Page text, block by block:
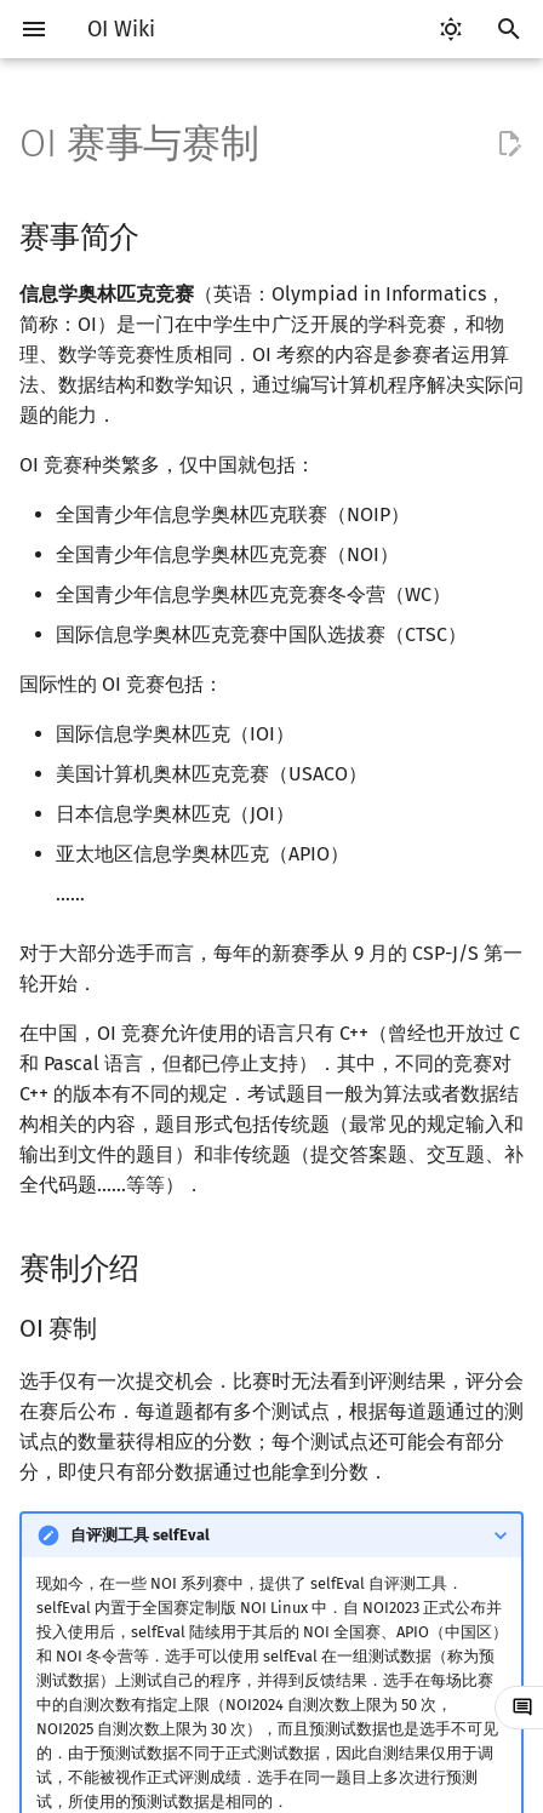
OI Wiki
始
搜
索
Getting Started
关于本项目
如何参与
OI Wiki 不是什么
格式手册
数学符号表
F.A.Q.
镜像站列表
致谢
赛事简介
赛制介绍
OI 赛制
IOI 赛制
Codeforces (CF) 赛制
主要比赛
CSP-J/S
NOIP
省队选拔赛
NOI
CTT
WC
IOI
学科营
北京大学（PKU）
清华大学（THU）
克罗地亚：COCI
日本：JOI
俄罗斯：ROI
加拿大：CCC & CCO
新加坡：NOI SG
台湾地区：資訊奧林匹亞競
賽
其他国家
题型概述
交互题
读入、输出优化
分段打表
常见错误
常见技巧
工具软件简介
代码编辑工具
VS Code
Atom
Eclipse
Kate
Dev-C++
CLion
评测工具 Cena
CCR Plus
Lemon
命令行
命令行编译与调试
编译器
WSL (Windows 10)
Special Judge
Testlib
Generator
Validator
Interactor
Polygon
OJ 工具
LaTeX 入门
语言基础简介
C++ 基础
变量
运算
流程控制语句
函数
文件操作
C++ 标准库 STL 算法
bitset
string
C++ 进阶
值类别
重载运算符
引用
新版 C++ 特性
Lambda 表达式
pb_ds
C++ 与其他常用语言的区别
Pascal 转 C++ 急救
Python 速成
Java 速成
Java 进阶
算法基础简介
复杂度
枚举
模拟
递归 & 分治
贪心
排序
冒泡排序
插入排序
计数排序
快速排序
归并排序
堆排序
前缀和 & 差分
二分
倍增
搜索部分简介
DFS（搜索）
BFS（搜索）
双向搜索
启发式搜索
A*
迭代加深搜索
回溯法
Dancing Links
Alpha–Beta 剪枝
优化
动态规划部分简介
动态规划基础
记忆化搜索
背包 DP
区间 DP
DAG 上的 DP
树形 DP
状压 DP
数位 DP
插头 DP
计数 DP
动态 DP
DP 优化
斜率优化
四边形不等式优化
Slope Trick 优化
状态设计优化
其它 DP 方法
字符串部分简介
字符串基础
标准库
字符串匹配
字符串哈希
字典树 (Trie)
前缀函数与 KMP 算法
Boyer–Moore 算法
Z 函数（扩展 KMP）
AC 自动机
后缀数组 (SA)
后缀自动机 (SAM)
后缀树
Manacher
回文树
序列自动机
数学部分简介
布尔代数
数字系统 平衡三进制
格雷码
位操作
二进制集合操作
高精度计算
快速幂
置换和排列
弧度制与坐标系
复数
素数
最大公约数
欧拉函数
分解质因数
裴蜀定理 & 一次不定方程
费马小定理 & 欧拉定理
同余方程
二次剩余
狄利克雷卷积
莫比乌斯反演
Powerful Number 筛
Min_25 筛
洲阁筛
类欧几里德算法
多项式与生成函数
快速傅里叶变换
快速数论变换
快速沃尔什变换
多项式牛顿迭代
多项式多点求值|快速插值
多项式初等函数
指数生成函数
容斥原理
斐波那契数列
错位排列
斯特林数
贝尔数
伯努利数
内积和外积
矩阵
初等变换
线性空间
线性基
线性映射
线性规划
抽象代数
环论
域论
Schreier–Sims 算法
概率论
随机变量
随机变量的数字特征
概率不等式
博弈论
零和游戏
非公平组合游戏
高斯消元
牛顿迭代法
拟阵
Berlekamp–Massey 算法
数据结构部分简介
栈
队列
链表
哈希表
并查集
堆
配对堆
左偏树
块状数据结构
块状链表
树分块
Sqrt Tree
单调栈
单调队列
ST 表
树状数组
李超线段树
猫树
区间最值操作 & 区间历史
二叉搜索树 & 平衡树
Splay 树
WBLT
替罪羊树
Size Balanced Tree
AVL 树
红黑树
跳表
可持久化数据结构
可持久化块状数组
可持久化平衡树
可持久化字典树
树套树
线段树套平衡树
树状数组套权值线段树
分块套树状数组
Euler Tour Tree
Top Tree
PQ 树
手指树
霍夫曼树
图论部分简介
图论相关概念
图的存储
DFS（图论）
BFS（图论）
树上问题
树的中心
树的重心
最近公共祖先
树上启发式合并
虚树
树分治
有向无环图
拓扑排序
最短路问题
k 短路
同余最短路
生成树问题
最小直径生成树
斯坦纳树
拆点
割点和桥
圆方树
点/边连通度
最小环
2-SAT
欧拉图
哈密顿图
图的着色
网络流
最小割
费用流
上下界网络流
图的匹配
二分图最大权匹配
一般图最大匹配
一般图最大权匹配
Prüfer 序列
矩阵树定理
LGV 引理
最大团搜索算法
计算几何部分简介
二维计算几何基础
三维计算几何基础
距离
Pick 定理
三角剖分
凸包
扫描线
旋转卡壳
半平面交
平面最近点对
随机增量法
杂项简介
离散化
双指针
离线算法
整体二分
莫队算法
分数规划
随机化
爬山算法
模拟退火
悬线法
有限状态自动机
计算理论基础
字节顺序
约瑟夫问题
表达式求值
Garsia–Wachs 算法
15-puzzle
Kahan 求和
珂朵莉树/颜色段均摊
RMQ
并查集应用
括号序列
线段树与离线询问
OI 赛事与赛制
赛事简介
信息学奥林匹克竞赛 （英语：Olympiad in Informatics，
简称：OI）是一门在中学生中广泛开展的学科竞赛，和物
理、数学等竞赛性质相同．OI 考察的内容是参赛者运用算
法、数据结构和数学知识，通过编写计算机程序解决实际问
题的能力．
OI 竞赛种类繁多，仅中国就包括：
全国青少年信息学奥林匹克联赛（NOIP）
全国青少年信息学奥林匹克竞赛（NOI）
全国青少年信息学奥林匹克竞赛冬令营（WC）
国际信息学奥林匹克竞赛中国队选拔赛（CTSC）
国际性的 OI 竞赛包括：
国际信息学奥林匹克（IOI）
美国计算机奥林匹克竞赛（USACO）
日本信息学奥林匹克（JOI）
亚太地区信息学奥林匹克（APIO）
……
对于大部分选手而言，每年的新赛季从 9 月的 CSP-J/S 第一
轮开始．
在中国，OI 竞赛允许使用的语言只有 C++（曾经也开放过 C
和 Pascal 语言，但都已停止支持）．其中，不同的竞赛对
C++ 的版本有不同的规定．考试题目一般为算法或者数据结
构相关的内容，题目形式包括传统题（最常见的规定输入和
输出到文件的题目）和非传统题（提交答案题、交互题、补
全代码题……等等）．
赛制介绍
OI 赛制
选手仅有一次提交机会．比赛时无法看到评测结果，评分会
在赛后公布．每道题都有多个测试点，根据每道题通过的测
试点的数量获得相应的分数；每个测试点还可能会有部分
分，即使只有部分数据通过也能拿到分数．
自评测工具 selfEval
现如今，在一些 NOI 系列赛中，提供了 selfEval 自评测工具．
selfEval 内置于全国赛定制版 NOI Linux 中．自 NOI2023 正式公布并
投入使用后，selfEval 陆续用于其后的 NOI 全国赛、APIO（中国区）
和 NOI 冬令营等．选手可以使用 selfEval 在一组测试数据（称为预
测试数据）上测试自己的程序，并得到反馈结果．选手在每场比赛
中的自测次数有指定上限（NOI2024 自测次数上限为 50 次，
NOI2025 自测次数上限为 30 次），而且预测试数据也是选手不可见
的．由于预测试数据不同于正式测试数据，因此自测结果仅用于调
试，不能被视作正式评测成绩．选手在同一题目上多次进行预测
试，所使用的预测试数据是相同的．